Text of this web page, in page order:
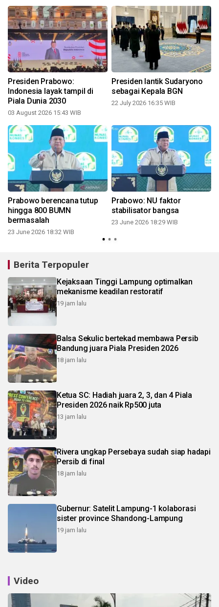
Presiden Prabowo:
Indonesia layak tampil di
Piala Dunia 2030
03 August 2026 15:43 WIB
Presiden lantik Sudaryono
sebagai Kepala BGN
22 July 2026 16:35 WIB
Prabowo berencana tutup
hingga 800 BUMN
bermasalah
23 June 2026 18:32 WIB
Prabowo: NU faktor
stabilisator bangsa
23 June 2026 18:29 WIB
Berita Terpopuler
Kejaksaan Tinggi Lampung optimalkan
mekanisme keadilan restoratif
19 jam lalu
Balsa Sekulic bertekad membawa Persib
Bandung juara Piala Presiden 2026
18 jam lalu
Ketua SC: Hadiah juara 2, 3, dan 4 Piala
Presiden 2026 naik Rp500 juta
13 jam lalu
Rivera ungkap Persebaya sudah siap hadapi
Persib di final
18 jam lalu
Gubernur: Satelit Lampung-1 kolaborasi
sister province Shandong-Lampung
19 jam lalu
Video